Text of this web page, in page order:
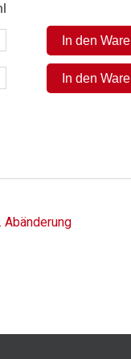
Abänderung